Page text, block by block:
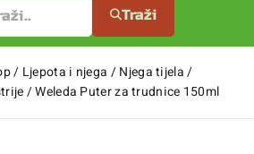
Traži
/ Ljepota i njega /Njega tijela /
/Weleda Puter za trudnice 150ml